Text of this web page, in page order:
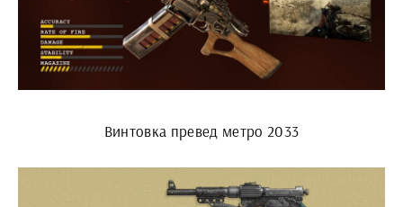
Винтовка превед метро 2033